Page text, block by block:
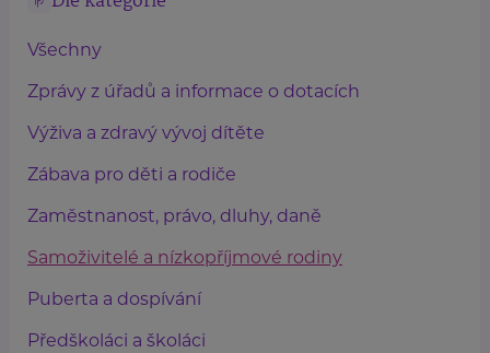
Všechny
Zprávy z úřadů a informace o dotacích
Výživa a zdravý vývoj dítěte
Zábava pro děti a rodiče
Zaměstnanost, právo, dluhy, daně
Samoživitelé a nízkopříjmové rodiny
Puberta a dospívání
Předškoláci a školáci